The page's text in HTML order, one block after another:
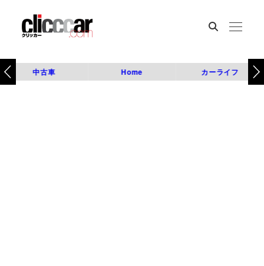
中古車 Home カーライフ